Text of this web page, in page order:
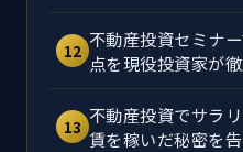
12 不動産投資セミナ
点を現役投資家が
13 不動産投資でサラ
賃を稼いだ秘密を